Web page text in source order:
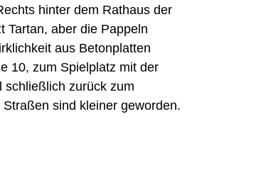
hinter dem Rathaus der
Tartan, aber die Pappeln
aus Betonplatten
10, zum Spielplatz mit der
schließlich zurück zum
sind kleiner geworden.